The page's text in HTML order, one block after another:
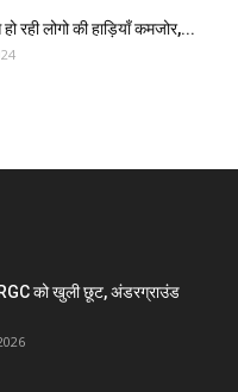
रही लोगो की हाड़ियाँ कमजोर,...
को खुली छूट, अंडरग्राउंड